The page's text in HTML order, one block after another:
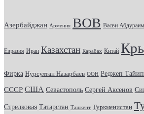
Азербайджан Армения ВОВ Васви
Евразия Иран Казахстан Карабах Китай
Фирка Нурсултан Назарбаев ООН Реджеп
СССР США Севастополь Сергей Аксенов
Стрелковая Татарстан Ташкент Туркменистан